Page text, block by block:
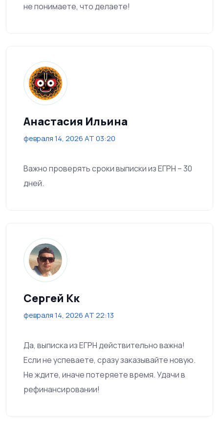
не понимаете, что делаете!
Анастасия Ильина
февраля 14, 2026 AT 03:20
Важно проверять сроки выписки из ЕГРН – 30
дней.
Сергей Кк
февраля 14, 2026 AT 22:13
Да, выписка из ЕГРН действительно важна!
Если не успеваете, сразу заказывайте новую.
Не ждите, иначе потеряете время. Удачи в
рефинансировании!